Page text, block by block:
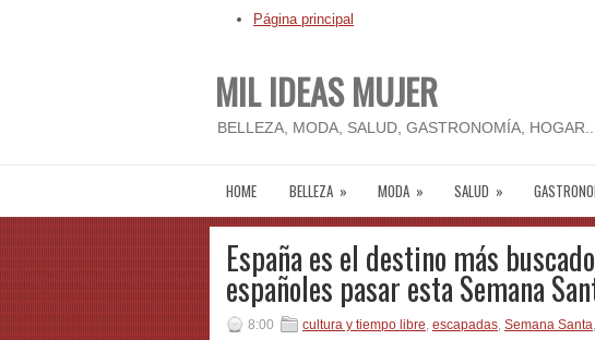
Página principal
MIL IDEAS MUJER
BELLEZA, MODA, SALUD, GASTRONOMÍA,
HOME BELLEZA » MODA » SALUD »
España es el destino más
españoles pasar esta Semana
8:00 cultura y tiempo libre, escapadas, Semana Santa,